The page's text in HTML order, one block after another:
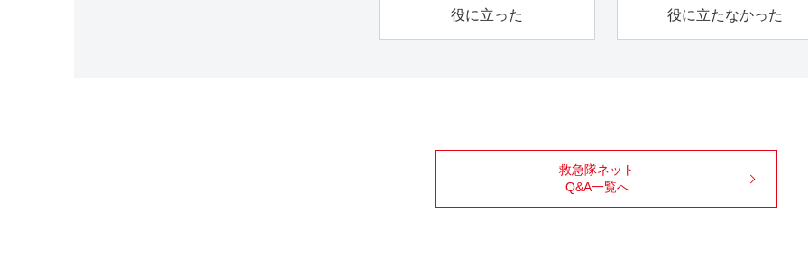
役に立った 役に立たなかった
救急隊ネット
Q&A一覧へ